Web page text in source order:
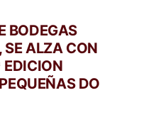
BODEGAS
SE ALZA CON
EDICION
DO